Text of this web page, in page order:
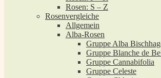
Rosen: S – Z
Rosenvergleiche
Allgemein
Alba-Rosen
Gruppe Alba
Gruppe Blanche de
Gruppe Cannabifolia
Gruppe Celeste